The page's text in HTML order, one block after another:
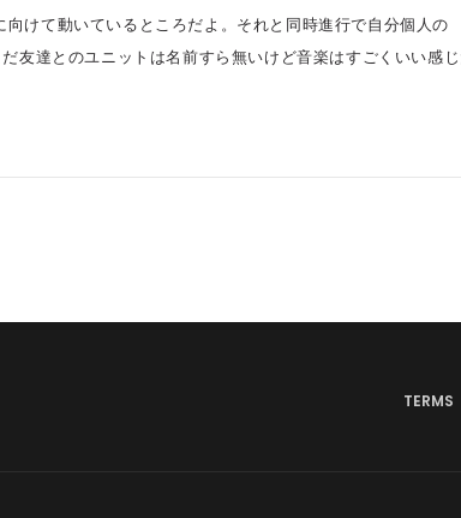
けて動いているところだよ。それと同時進行で自分個人の
友達とのユニットは名前すら無いけど音楽はすごくいい感
TERMS